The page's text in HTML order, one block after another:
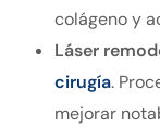
colágeno y
Láser
cirugía.
mejorar